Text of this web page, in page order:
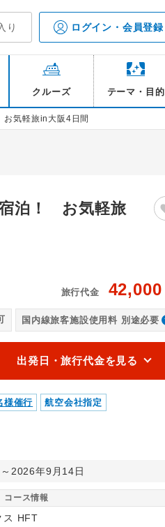
り ログイン・会員登録
クルーズ テーマ・目的
お気軽旅in大阪4日間
宿泊！ お気軽旅
旅行代金 42,000
国内線旅客施設使用料 別途必要
出発日・旅行代金を見る
様催行
航空会社指定
2026年9月14日
コース情報
ス HFT